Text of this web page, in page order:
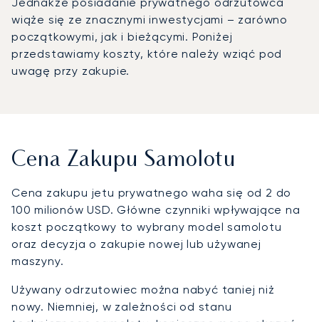
wiąże się ze znacznymi inwestycjami – zarówno
początkowymi, jak i bieżącymi. Poniżej
przedstawiamy koszty, które należy wziąć pod
uwagę przy zakupie.
Cena Zakupu Samolotu
Cena zakupu jetu prywatnego waha się od 2 do
100 milionów USD. Główne czynniki wpływające na
koszt początkowy to wybrany model samolotu
oraz decyzja o zakupie nowej lub używanej
maszyny.
Używany odrzutowiec można nabyć taniej niż
nowy. Niemniej, w zależności od stanu